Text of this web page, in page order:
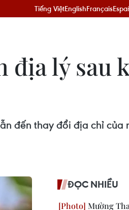
Tiếng ViệtEnglishFrançais
địa lý sau
đến thay đổi địa chỉ của
ĐỌC NHIỀU
Mường